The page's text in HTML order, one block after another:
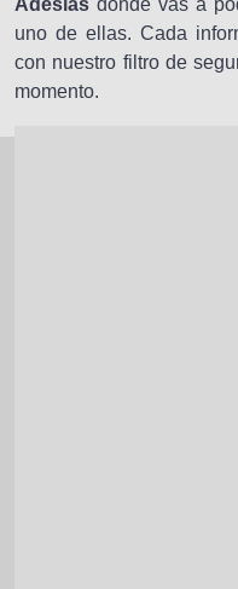
Adeslas donde vas a
uno de ellas. Cada
con nuestro filtro de
momento.